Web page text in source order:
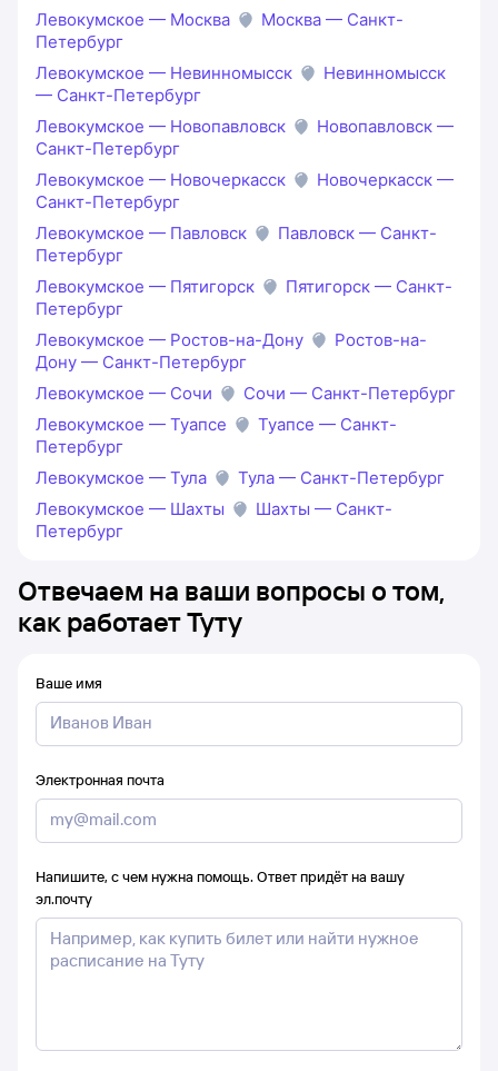
Левокумское — Москва
Москва — Санкт-
Петербург
Левокумское — Невинномысск
Невинномысск
— Санкт-Петербург
Левокумское — Новопавловск
Новопавловск —
Санкт-Петербург
Левокумское — Новочеркасск
Новочеркасск —
Санкт-Петербург
Левокумское — Павловск
Павловск — Санкт-
Петербург
Левокумское — Пятигорск
Пятигорск — Санкт-
Петербург
Левокумское — Ростов-на-Дону
Ростов-на-
Дону — Санкт-Петербург
Левокумское — Сочи
Сочи — Санкт-Петербург
Левокумское — Туапсе
Туапсе — Санкт-
Петербург
Левокумское — Тула
Тула — Санкт-Петербург
Левокумское — Шахты
Шахты — Санкт-
Петербург
Отвечаем на ваши вопросы о том,
как работает Туту
Ваше имя
Электронная почта
Напишите, с чем нужна помощь. Ответ придёт на вашу
эл.почту